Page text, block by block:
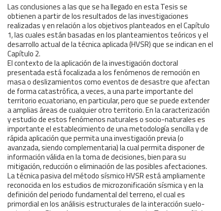
Las conclusiones a las que se ha llegado en esta Tesis se
obtienen a partir de los resultados de las investigaciones
realizadas y en relación a los objetivos planteados en el Capítulo
1, las cuales están basadas en los planteamientos teóricos y el
desarrollo actual de la técnica aplicada (HVSR) que se indican en el
Capítulo 2.
El contexto de la aplicación de la investigación doctoral
presentada está focalizada a los fenómenos de remoción en
masa o deslizamientos como eventos de desastre que afectan
de forma catastrófica, a veces, a una parte importante del
territorio ecuatoriano, en particular, pero que se puede extender
a amplias áreas de cualquier otro territorio. En la caracterización
y estudio de estos fenómenos naturales o socio-naturales es
importante el establecimiento de una metodología sencilla y de
rápida aplicación que permita una investigación previa (o
avanzada, siendo complementaria) la cual permita disponer de
información válida en la toma de decisiones, bien para su
mitigación, reducción o eliminación de las posibles afectaciones.
La técnica pasiva del método sísmico HVSR está ampliamente
reconocida en los estudios de microzonificación sísmica y en la
definición del periodo fundamental del terreno, el cual es
primordial en los análisis estructurales de la interacción suelo-